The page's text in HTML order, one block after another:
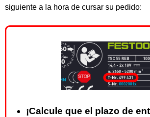
siguiente a la hora de cursar su pedido:
¡Calcule que el plazo de